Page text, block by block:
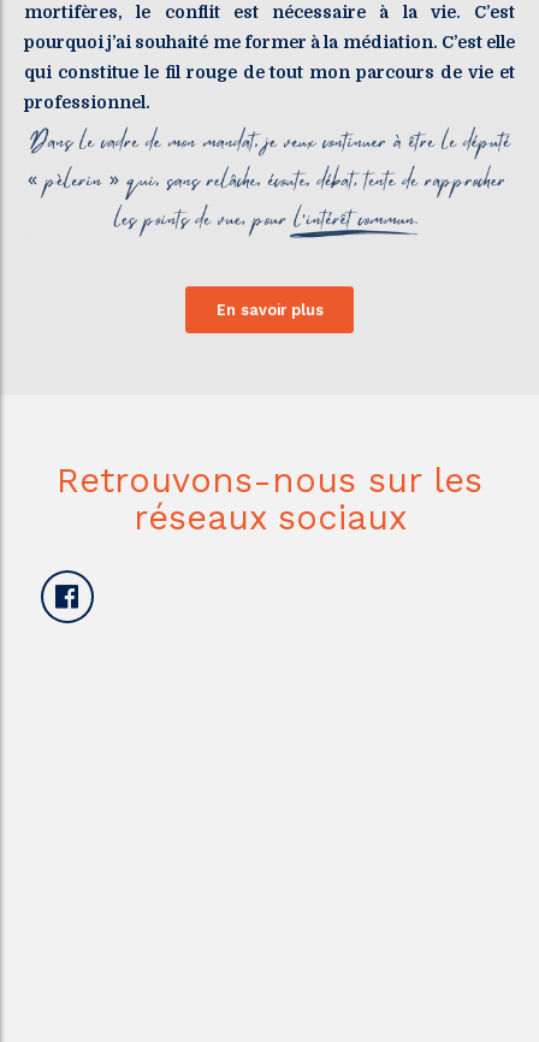
mortifères, le conflit est nécessaire à la vie. C’est
pourquoi j’ai souhaité me former à la médiation. C’est elle
qui constitue le fil rouge de tout mon parcours de vie et
professionnel.
En savoir plus
Retrouvons-nous sur les
réseaux sociaux